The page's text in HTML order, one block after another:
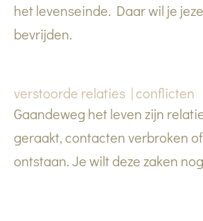
het levenseinde. Daar wil je
bevrijden.
verstoorde relaties | conflicten
Gaandeweg het leven zijn
geraakt, contacten verbroken
ontstaan. Je wilt deze zaken